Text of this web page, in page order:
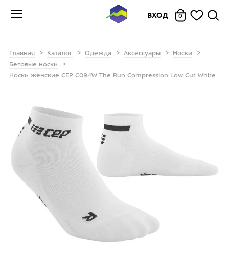
ВХОД 0
Главная Каталог Одежда Аксессуары
Носки
Беговые носки
Носки женские CEP C094W The Run Compression Low Cut White